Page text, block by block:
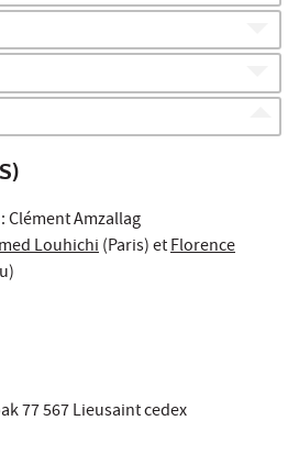
Clément Amzallag
Louhichi(Paris) etFlorence
77 567 Lieusaint cedex